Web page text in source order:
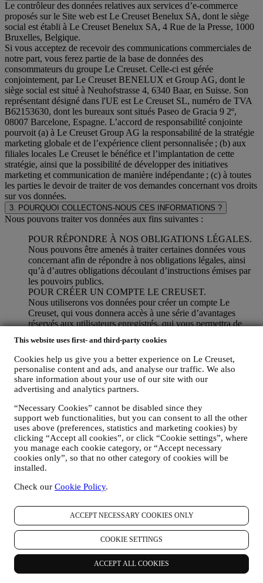
This website uses first- and third-party cookies
Cookies help us give you a better experience on Le Creuset,
personalise content and ads, and analyse our traffic. We also
share information about your use of our site with our
advertising and analytics partners.
“Necessary Cookies” cannot be disabled since they
support web functionalities, but you can consent to all the other
uses above (preferences, statistics and marketing cookies) by
clicking “Accept all cookies”, or click “Cookie settings”, where
you manage each cookie category, or “Accept necessary
cookies only”, so that no other category of cookies will be
installed.
Check our Cookie Policy.
ACCEPT NECESSARY COOKIES ONLY
COOKIE SETTINGS
ACCEPT ALL COOKIES
Le contrôleur des données relatives aux services d’e-commerce
proposés sur le Site web est Le Creuset Benelux SA, dont le siège
social est établi à Le Creuset Benelux SA, 4 Rue de la Presse, 1000
Bruxelles, Belgique.
Si vous acceptez de recevoir des communications commerciales de
notre part, vous ferez partie de la base de données des
consommateurs du groupe Le Creuset. Celle-ci est gérée
conjointement, par Le Creuset BENELUX et Group AG, dont le
siège social est situé à Neuhofstrasse 4, 6340 Baar, en Suisse. Son
représentant désigné dans l'UE est Le Creuset SL, numéro de TVA
B62153630, dont les bureaux sont situés Paseo de Gracia 9 2º,
08007 Barcelone, Espagne. L’accord de responsabilité conjointe
pourvoit (a) à Le Creuset Group AG la responsabilité de la stratégie
marketing globale et de l’expérience client personnalisée ; (b) aux
filiales locales Le Creuset le bénéfice et l’implantation de cette
stratégie, ainsi que la possibilité de développer des initiatives
marketing et communication de manière indépendante ; (c) à toutes
les parties le devoir de traiter de vos demandes concernant vos droits
sur vos données.
3. POURQUOI COLLECTONS-NOUS CES INFORMATIONS ?
Nous pouvons traiter vos données aux fins suivantes :
POUR RÉPONDRE À NOS OBLIGATIONS LÉGALES.
Nous pouvons être amenés à traiter certaines données vous
concernant afin de répondre à nos obligations légales, ainsi
qu’à d’autres obligations découlant d’instructions émises par
les pouvoirs publics.
POUR CRÉER UN COMPTE LE CREUSET.
Nous utiliserons vos données pour créer un compte Le
Creuset, qui vous donnera accès à une série d’avantages
réservés aux utilisateurs enregistrés, qui vous permettra de
rapide à la caisse et la sauvegarde de multiples adresses
d’expédition ou de consulter et de tracer les commandes.
Toute activité de traitement est requise pour nous permettre de
vous offrir ces services en tant que détenteur d’un compte Le
Creuset.
FOURNITURE DE NOS PRODUITS OU LA
PRESTATION DE NOS SERVICES ET VOUS
PROPOSER NOTRE ASSISTANCE.
Nous utiliserons vos données pour gérer notre relation
contractuelle avec vous, vos achats de produits sur le Site web
et en boutique Le Creuset, votre utilisation du Site web, toute
assistance après-vente ultérieure ou votre participation à nos
concours. Nous pourrons avoir à traiter certaines données
vous concernant pour gérer nos obligations administratives
comptabilité, la facturation et certaines vérifications, la
vérification des paiements par carte, le dépistage de la fraude,
la sécurité, la sécurisation et les tests de nos systèmes, la
maintenance et les analyses statistiques. Occasionnellement,
nous pourrons avoir à vous contacter pour des raisons
administratives ou opérationnelles, comme par exemple